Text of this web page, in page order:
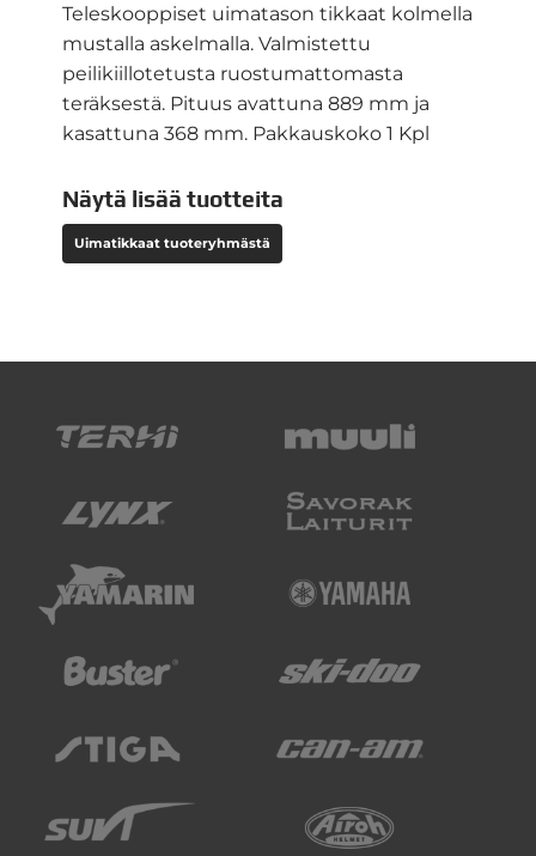
Teleskooppiset uimatason tikkaat kolmella
mustalla askelmalla. Valmistettu
peilikiillotetusta ruostumattomasta
teräksestä. Pituus avattuna 889 mm ja
kasattuna 368 mm. Pakkauskoko 1 Kpl
Näytä lisää tuotteita
Uimatikkaat tuoteryhmästä